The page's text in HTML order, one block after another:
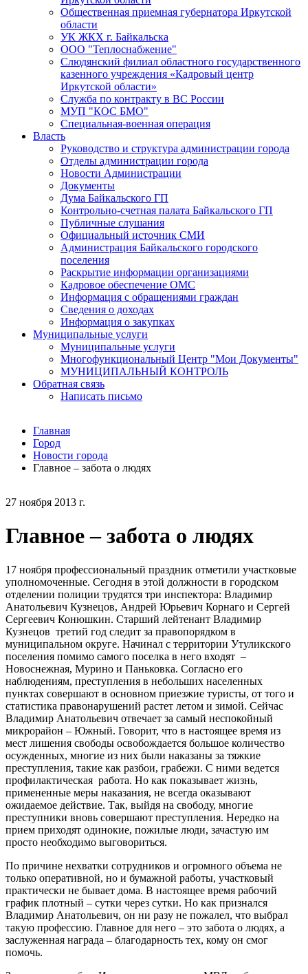
27 ноября 2013 г.
Главное – забота о людях
17 ноября профессиональный праздник отметили участковые
уполномоченные. Сегодня в этой должности в городском
отделении полиции трудятся три инспектора: Владимир
Анатольевич Кузнецов, Андрей Юрьевич Корнаго и Сергей
Сергеевич Конюшкин. Старший лейтенант Владимир
Кузнецов третий год следит за правопорядком в
муниципальном округе. Начинал с территории Утуликского
поселения помимо самого поселка в него входят –
Новоснежная, Мурино и Паньковка. Согласно его
наблюдениям, преступления в небольших населенных
пунктах совершают в основном приезжие туристы, от того и
статистика правонарушений растет летом и зимой. Сейчас
Владимир Анатольевич отвечает за самый неспокойный
микрорайон – Южный. Говорит, что в настоящее время из
мест лишения свободы освобождается большое количество
осужденных, многие из них были наказаны за тяжкие
преступления, такие как разбои, грабежи. С ними ведется
профилактическая работа. Но как показывает жизнь,
примененные меры наказания, не всегда оказывают
ожидаемое действие. Так, выйдя на свободу, многие
преступники вновь совершают преступления. Нередко на
прием приходят одинокие, пожилые люди, зачастую им
просто необходимо выговориться.
По причине нехватки сотрудников и огромного объема не
только оперативной, но и бумажной работы, участковый
практически не бывает дома. В настоящее время рабочий
график плотный – сутки через сутки. Но как признался
Владимир Анатольевич, он ни разу не пожалел, что выбрал
такую профессию. Главное для него – это забота о людях, а
заслуженная награда – благодарность тех, кому он смог
помочь.
Общественная приемная губернатора Иркутской
области
УК ЖКХ г. Байкальска
ООО "Теплоснабжение"
Слюдянский филиал областного государственного
казенного учреждения «Кадровый центр
Иркутской области»
Служба по контракту в ВС России
МУП "КОС БМО"
Специальная-военная операция
Власть
Руководство и структура администрации города
Отделы администрации города
Новости Администрации
Документы
Дума Байкальского ГП
Контрольно-счетная палата Байкальского ГП
Публичные слушания
Официальный источник СМИ
Администрация Байкальского городского
поселения
Раскрытие информации организациями
Кадровое обеспечение ОМС
Информация с обращениями граждан
Сведения о доходах
Информация о закупках
Муниципальные услуги
Муниципальные услуги
Многофункциональный Центр "Мои Документы"
МУНИЦИПАЛЬНЫЙ КОНТРОЛЬ
Обратная связь
Написать письмо
Главная
Город
Новости города
Главное – забота о людях